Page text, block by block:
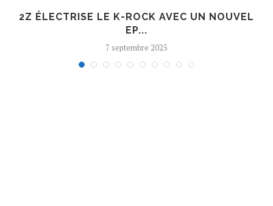
2Z ÉLECTRISE LE K-ROCK AVEC UN NOUVEL
EP...
7 septembre 2025